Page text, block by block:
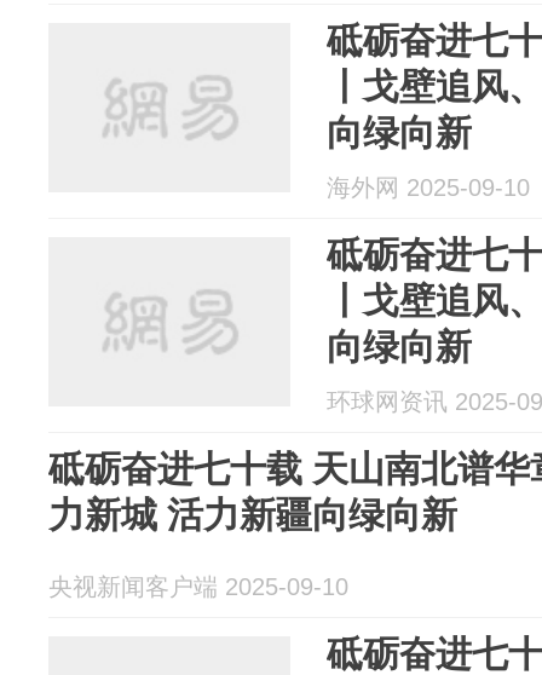
砥砺奋进七
丨戈壁追风
向绿向新
海外网 2025-09-10
砥砺奋进七
丨戈壁追风
向绿向新
环球网资讯 2025-
砥砺奋进七十载 天山南北谱
力新城 活力新疆向绿向新
央视新闻客户端 2025-09-10
砥砺奋进七